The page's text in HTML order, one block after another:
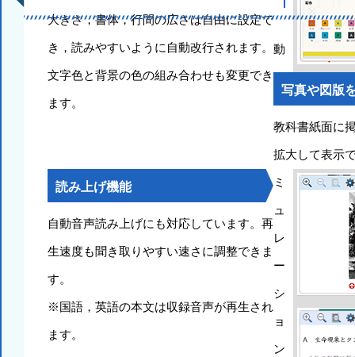
大きさ，書体，行間の広さは自由に設定で
き，読みやすいように自動改行されます。
文字色と背景の色の組み合わせも変更でき
ます。
写真や図版
教科書紙面に
拡大して表示
読み上げ機能
自動音声読み上げにも対応しています。再
生速度も聞き取りやすい速さに調整できま
す。
※国語，英語の本文は収録音声が再生され
ます。
動
ミ
ュ
レ
ー
シ
ョ
ン